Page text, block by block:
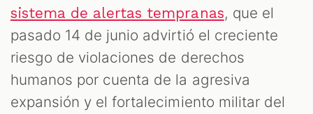
sistema de alertas tempranas, que el
pasado 14 de junio advirtió el creciente
riesgo de violaciones de derechos
humanos por cuenta de la agresiva
expansión y el fortalecimiento militar del